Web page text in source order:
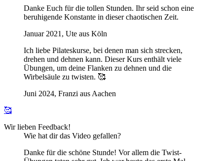
Danke Euch für die tollen Stunden. Ihr seid schon eine
beruhigende Konstante in dieser chaotischen Zeit.
Januar 2021, Ute aus Köln
Ich liebe Pilateskurse, bei denen man sich strecken,
drehen und dehnen kann. Dieser Kurs enthält viele
Übungen, um deine Flanken zu dehnen und die
Wirbelsäule zu twisten. 🥰
Juni 2024, Franzi aus Aachen
🥰
Wir lieben Feedback!
Wie hat dir das Video gefallen?
Danke für die schöne Stunde! Vor allem die Twist-